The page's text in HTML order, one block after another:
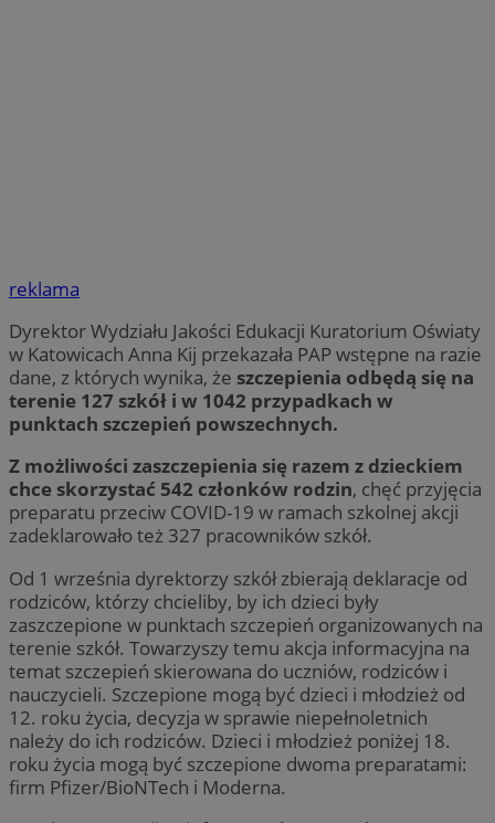
reklama
Dyrektor Wydziału Jakości Edukacji Kuratorium Oświaty
w Katowicach Anna Kij przekazała PAP wstępne na razie
dane, z których wynika, że szczepienia odbędą się na
terenie 127 szkół i w 1042 przypadkach w
punktach szczepień powszechnych.
Z możliwości zaszczepienia się razem z dzieckiem
chce skorzystać 542 członków rodzin, chęć przyjęcia
preparatu przeciw COVID-19 w ramach szkolnej akcji
zadeklarowało też 327 pracowników szkół.
Od 1 września dyrektorzy szkół zbierają deklaracje od
rodziców, którzy chcieliby, by ich dzieci były
zaszczepione w punktach szczepień organizowanych na
terenie szkół. Towarzyszy temu akcja informacyjna na
temat szczepień skierowana do uczniów, rodziców i
nauczycieli. Szczepione mogą być dzieci i młodzież od
12. roku życia, decyzja w sprawie niepełnoletnich
należy do ich rodziców. Dzieci i młodzież poniżej 18.
roku życia mogą być szczepione dwoma preparatami:
firm Pfizer/BioNTech i Moderna.